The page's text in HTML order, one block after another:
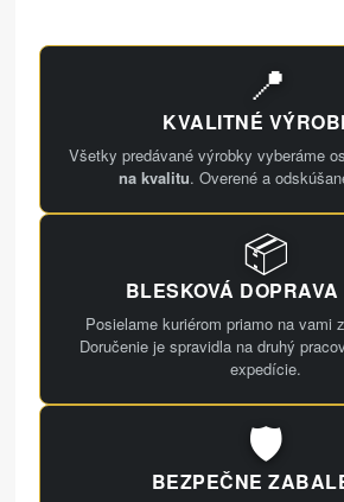
📍
KVALITNÉ
Všetky predávané výrobky vyberáme
na kvalitu. Overené a
📦
BLESKOVÁ DOPRAVA
Posielame kuriérom priamo na vami
Doručenie je spravidla na druhý
expedície.
🛡️
BEZPEČNE